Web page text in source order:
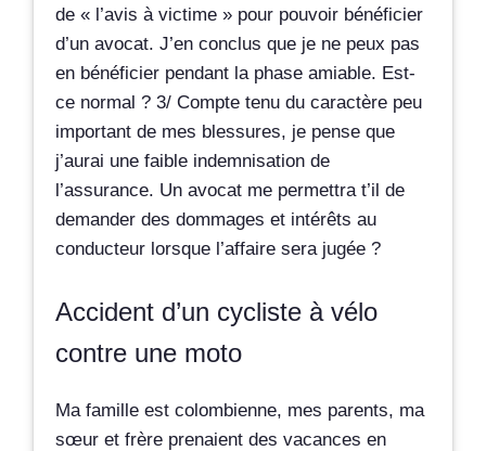
de « l’avis à victime » pour pouvoir bénéficier
d’un avocat. J’en conclus que je ne peux pas
en bénéficier pendant la phase amiable. Est-
ce normal ? 3/ Compte tenu du caractère peu
important de mes blessures, je pense que
j’aurai une faible indemnisation de
l’assurance. Un avocat me permettra t’il de
demander des dommages et intérêts au
conducteur lorsque l’affaire sera jugée ?
Accident d’un cycliste à vélo
contre une moto
Ma famille est colombienne, mes parents, ma
sœur et frère prenaient des vacances en